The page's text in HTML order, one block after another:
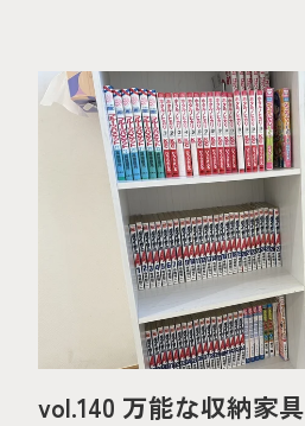
vol.140 万能な収納家具